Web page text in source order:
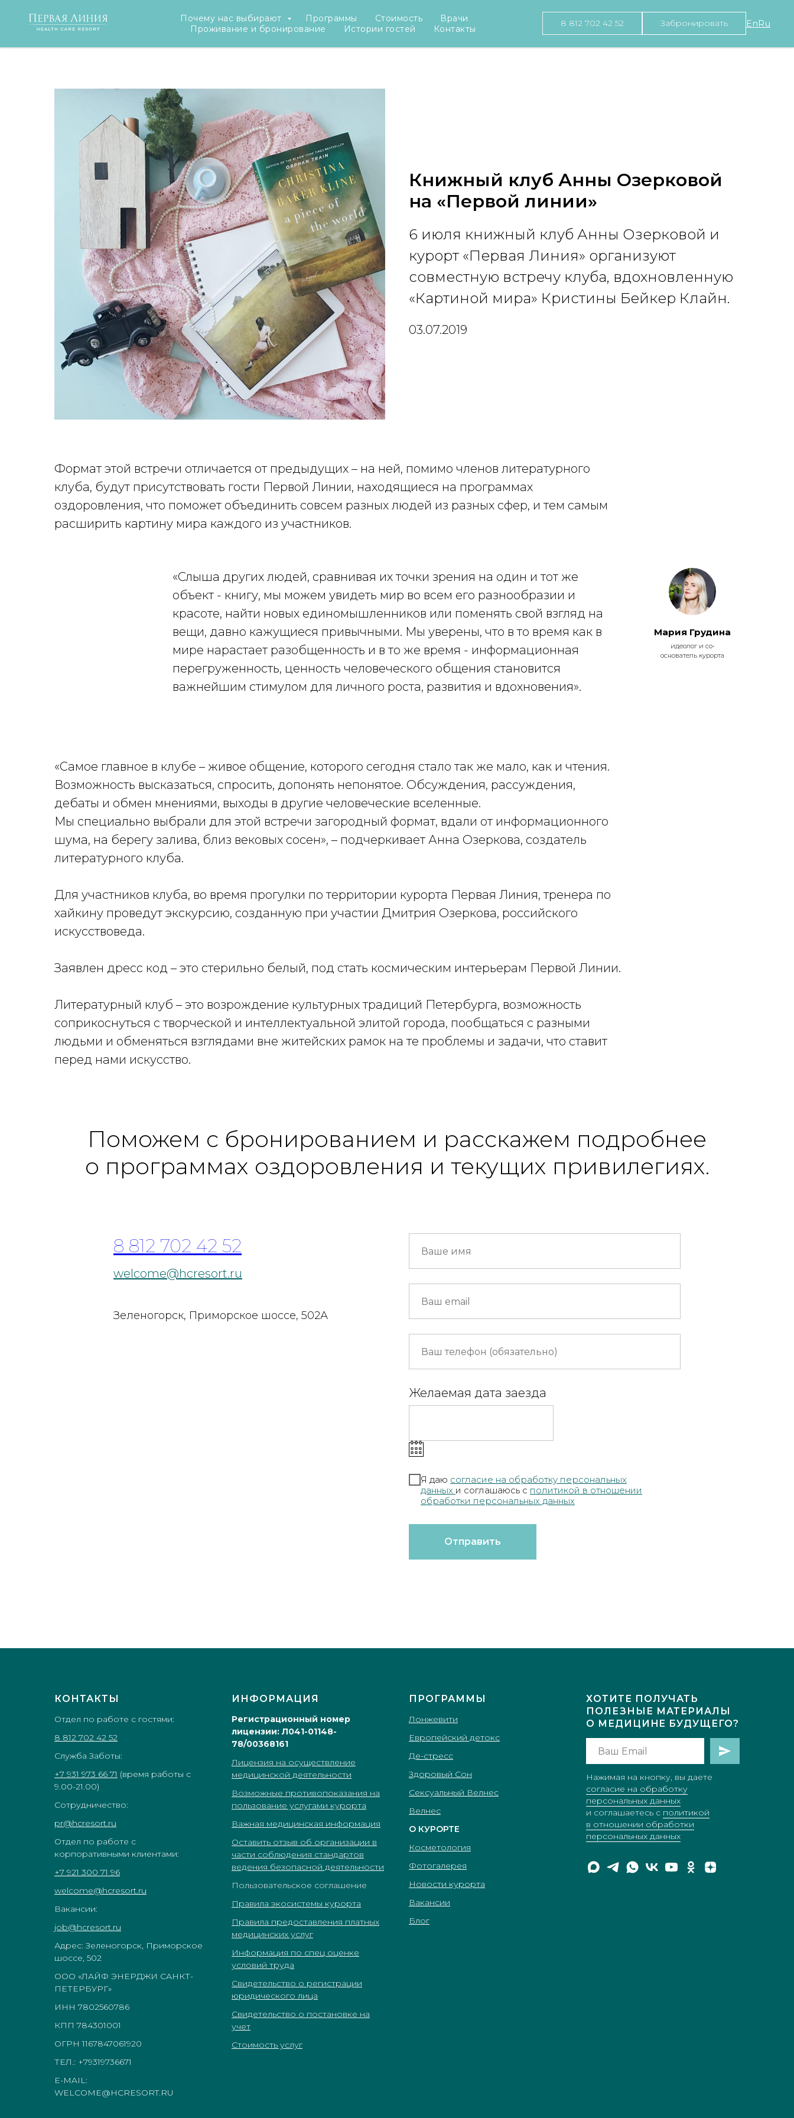
Почему нас выбирают Программы Стоимость
Врачи
Проживание и бронирование
Истории гостей Контакты
8 812 702 42 52 Забронировать EnRu
Книжный клуб Анны Озерковой
на «Первой линии»
6 июля книжный клуб Анны Озерковой и
курорт «Первая Линия» организуют
совместную встречу клуба, вдохновленную
«Картиной мира» Кристины Бейкер Клайн.
03.07.2019
Формат этой встречи отличается от предыдущих – на ней, помимо членов литературного
клуба, будут присутствовать гости Первой Линии, находящиеся на программах
оздоровления, что поможет объединить совсем разных людей из разных сфер, и тем самым
расширить картину мира каждого из участников.
«Слыша других людей, сравнивая их точки зрения на один и тот же
объект - книгу, мы можем увидеть мир во всем его разнообразии и
красоте, найти новых единомышленников или поменять свой взгляд на
вещи, давно кажущиеся привычными. Мы уверены, что в то время как в
мире нарастает разобщенность и в то же время - информационная
перегруженность, ценность человеческого общения становится
важнейшим стимулом для личного роста, развития и вдохновения».
Мария Грудина
идеолог и со-
основатель курорта
«Самое главное в клубе – живое общение, которого сегодня стало так же мало, как и чтения.
Возможность высказаться, спросить, допонять непонятое. Обсуждения, рассуждения,
дебаты и обмен мнениями, выходы в другие человеческие вселенные.
Мы специально выбрали для этой встречи загородный формат, вдали от информационного
шума, на берегу залива, близ вековых сосен», – подчеркивает Анна Озеркова, создатель
литературного клуба.
Для участников клуба, во время прогулки по территории курорта Первая Линия, тренера по
хайкину проведут экскурсию, созданную при участии Дмитрия Озеркова, российского
искусствоведа.
Заявлен дресс код – это стерильно белый, под стать космическим интерьерам Первой Линии.
Литературный клуб – это возрождение культурных традиций Петербурга, возможность
соприкоснуться с творческой и интеллектуальной элитой города, пообщаться с разными
людьми и обменяться взглядами вне житейских рамок на те проблемы и задачи, что ставит
перед нами искусство.
Поможем с бронированием и расскажем подробнее
о программах оздоровления и текущих привилегиях.
8 812 702 42 52
welcome@hcresort.ru
Зеленогорск, Приморское шоссе, 502А
Желаемая дата заезда
Я даю согласие на обработку персональных
данных и соглашаюсь c политикой в отношении
обработки персональных данных
Отправить
КОНТАКТЫ
Отдел по работе с гостями:
8 812 702 42 52
Служба Заботы:
+7 931 973 66 71 (время работы с
9.00-21.00)
Сотрудничество:
pr@hcresort.ru
Отдел по работе с
корпоративными клиентами:
+7 921 300 71 96
welcome@hcresort.ru
Вакансии:
job@hcresort.ru
Адрес: Зеленогорск, Приморское
шоссе, 502
ООО «ЛАЙФ ЭНЕРДЖИ САНКТ-
ПЕТЕРБУРГ»
ИНН 7802560786
КПП 784301001
ОГРН 1167847061920
ТЕЛ.: +79319736671
E-MAIL:
WELCOME@HCRESORT.RU
ИНФОРМАЦИЯ
Регистрационный номер
лицензии: Л041-01148-
78/00368161
Лицензия на осуществление
медицинской деятельности
Возможные противопоказания на
пользование услугами курорта
Важная медицинская информация
Оставить отзыв об организации в
части соблюдения стандартов
ведения безопасной деятельности
Пользовательское соглашение
Правила экосистемы курорта
Правила предоставления платных
медицинских услуг
Информация по спец оценке
условий труда
Свидетельство о регистрации
юридического лица
Свидетельство о постановке на
учет
Стоимость услуг
ПРОГРАММЫ
Лонжевити
Европейский детокс
Де-стресс
Здоровый Сон
Сексуальный Велнес
Велнес
О КУРОРТЕ
Косметология
Фотогалерея
Новости курорта
Вакансии
Блог
ХОТИТЕ ПОЛУЧАТЬ
ПОЛЕЗНЫЕ МАТЕРИАЛЫ
О МЕДИЦИНE БУДУЩЕГО?
Нажимая на кнопку, вы даете
согласие на обработку
персональных данных
и соглашаетесь c политикой
в отношении обработки
персональных данных